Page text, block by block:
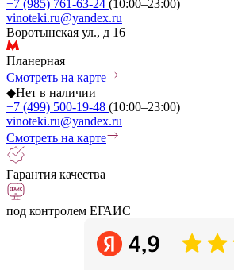
+7 (985) 761-63-24 (10:00–23:00)
vinoteki.ru@yandex.ru
Воротынская ул., д 16
Планерная
Смотреть на карте
◆Нет в наличии
+7 (499) 500-19-48 (10:00–23:00)
vinoteki.ru@yandex.ru
Смотреть на карте
Гарантия качества
под контролем ЕГАИС